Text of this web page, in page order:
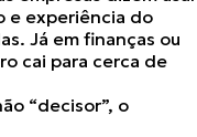
e experiência do
Já em finanças ou
cai para cerca de
“decisor”, o